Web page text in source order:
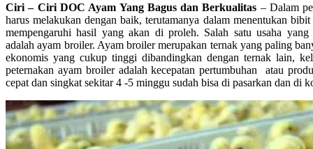
Ciri – Ciri DOC Ayam Yang Bagus dan Berkualitas – Dalam
harus melakukan dengan baik, terutamanya dalam menentukan
mempengaruhi hasil yang akan di proleh. Salah satu usaha
adalah ayam broiler. Ayam broiler merupakan ternak yang paling
ekonomis yang cukup tinggi dibandingkan dengan ternak lain,
peternakan ayam broiler adalah kecepatan pertumbuhan atau
cepat dan singkat sekitar 4 -5 minggu sudah bisa di pasarkan dan di